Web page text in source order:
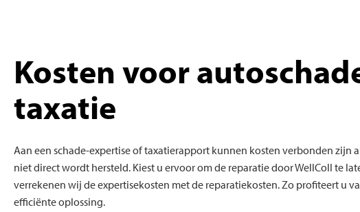
Kosten voor
taxatie
Aan een schade-expertise of taxatierapport kunnen kosten verbonden zijn
niet direct wordt hersteld. Kiest u ervoor om de reparatie door WellColl te
verrekenen wij de expertisekosten met de reparatiekosten. Zo profiteert u
efficiënte oplossing.